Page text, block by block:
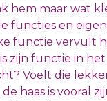
hem maar wat
functies en
functie vervult
zijn functie in
Voelt die
haas is vooral